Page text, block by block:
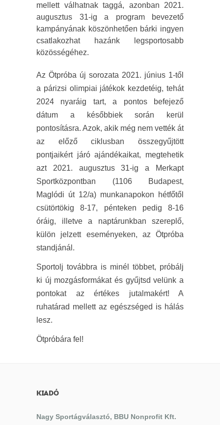
mellett válhatnak taggá, azonban 2021.
augusztus 31-ig a program bevezető
kampányának köszönhetően bárki ingyen
csatlakozhat hazánk legsportosabb
közösségéhez.
Az Ötpróba új sorozata 2021. június 1-től
a párizsi olimpiai játékok kezdetéig, tehát
2024 nyaráig tart, a pontos befejező
dátum a későbbiek során kerül
pontosításra. Azok, akik még nem vették át
az előző ciklusban összegyűjtött
pontjaikért járó ajándékaikat, megtehetik
azt 2021. augusztus 31-ig a Merkapt
Sportközpontban (1106 Budapest,
Maglódi út 12/a) munkanapokon hétfőtől
csütörtökig 8-17, pénteken pedig 8-16
óráig, illetve a naptárunkban szereplő,
külön jelzett eseményeken, az Ötpróba
standjánál.
Sportolj továbbra is minél többet, próbálj
ki új mozgásformákat és gyűjtsd velünk a
pontokat az értékes jutalmakért! A
ruhatárad mellett az egészséged is hálás
lesz.
Ötpróbára fel!
KIADÓ
Nagy Sportágválasztó, BBU Nonprofit Kft.